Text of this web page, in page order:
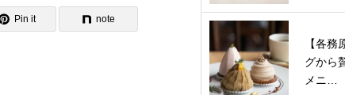
Pin it note
【各務
グから
メニ…